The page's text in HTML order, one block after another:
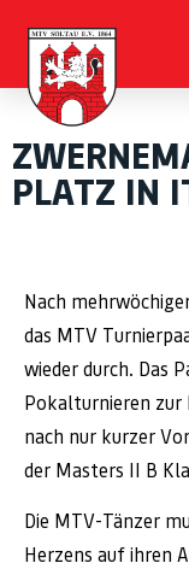
PLATZ IN
Nach
das MTV
wieder durch. Das
Pokalturnieren zur
nach nur kurzer
der Masters II B
Die MTV-Tänzer
Herzens auf ihren